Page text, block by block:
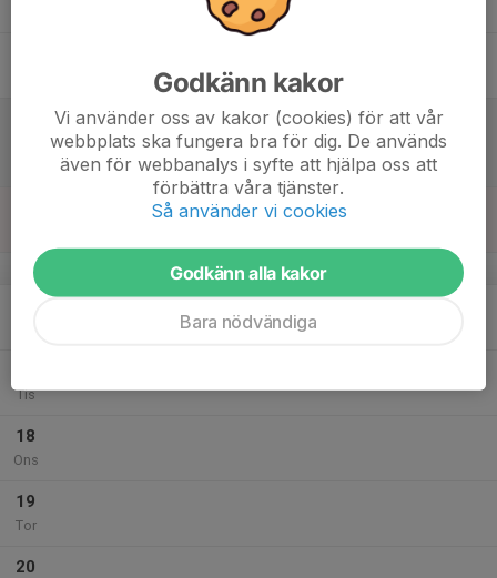
13:30
14:50
Match mot Brämaregårdens FC
Futsal Pojkar 2011 Lätt
Frejaskolan Sporthall
v.8
Tis
18
Ons
19
Tor
20
Godkänn kakor
Vi använder oss av kakor (cookies) för att vår
webbplats ska fungera bra för dig. De används
även för webbanalys i syfte att hjälpa oss att
förbättra våra tjänster.
Så använder vi cookies
Godkänn alla kakor
Bara nödvändiga